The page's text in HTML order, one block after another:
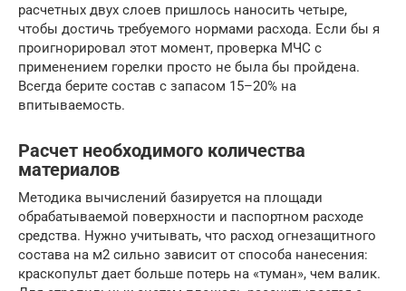
расчетных двух слоев пришлось наносить четыре,
чтобы достичь требуемого нормами расхода. Если бы я
проигнорировал этот момент, проверка МЧС с
применением горелки просто не была бы пройдена.
Всегда берите состав с запасом 15–20% на
впитываемость.
Расчет необходимого количества
материалов
Методика вычислений базируется на площади
обрабатываемой поверхности и паспортном расходе
средства. Нужно учитывать, что расход огнезащитного
состава на м2 сильно зависит от способа нанесения:
краскопульт дает больше потерь на «туман», чем валик.